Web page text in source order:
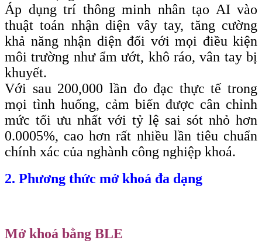
Áp dụng trí thông minh nhân tạo AI vào
thuật toán nhận diện vây tay, tăng cường
khả năng nhận diện đối với mọi điều kiện
môi trường như ẩm ướt, khô ráo, vân tay bị
khuyết.
Với sau 200,000 lần đo đạc thực tế trong
mọi tình huống, cảm biến được cân chỉnh
mức tối ưu nhất với tỷ lệ sai sót nhỏ hơn
0.0005%, cao hơn rất nhiều lần tiêu chuẩn
chính xác của nghành công nghiệp khoá.
2. Phương thức mở khoá đa dạng
Mở khoá bằng BLE